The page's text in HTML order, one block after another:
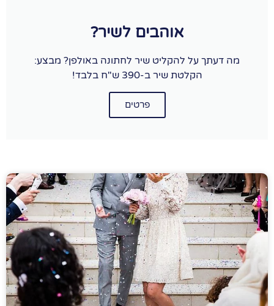
אוהבים לשיר?
מה דעתך על להקליט שיר לחתונה באולפן? מבצע:
הקלטת שיר ב-390 ש"ח בלבד!
פרטים